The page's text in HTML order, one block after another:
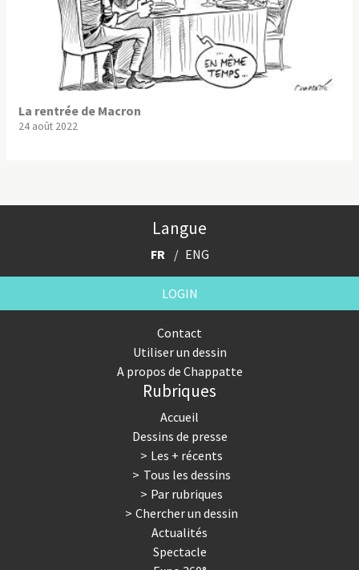
La rentrée de Macron
24 août 2022
Langue
FR ENG
LOGIN
Contact
Utiliser un dessin
A propos de Chappatte
Rubriques
Accueil
Dessins de presse
Les + récents
Tous les dessins
Par rubriques
Chercher un dessin
Actualités
Spectacle